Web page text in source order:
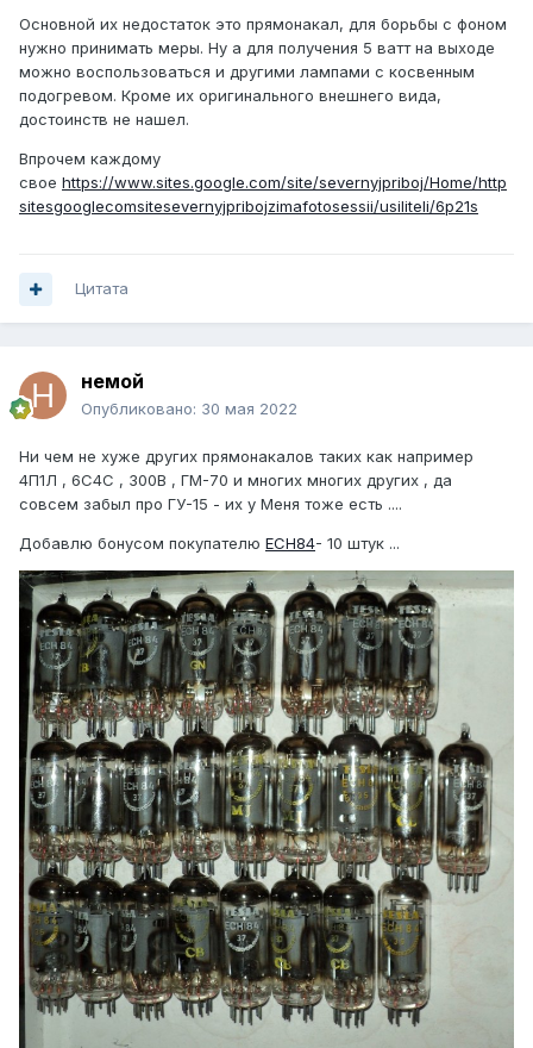
Основной их недостаток это прямонакал, для борьбы с фоном
нужно принимать меры. Ну а для получения 5 ватт на выходе
можно воспользоваться и другими лампами с косвенным
подогревом. Кроме их оригинального внешнего вида,
достоинств не нашел.
Впрочем каждому
свое https://www.sites.google.com/site/severnyjpriboj/Home/http
sitesgooglecomsitesevernyjpribojzimafotosessii/usiliteli/6p21s
Цитата
немой
Опубликовано: 30 мая 2022
Ни чем не хуже других прямонакалов таких как например
4П1Л , 6С4С , 300В , ГМ-70 и многих многих других , да
совсем забыл про ГУ-15 - их у Меня тоже есть ....
Добавлю бонусом покупателю ECH84- 10 штук ...